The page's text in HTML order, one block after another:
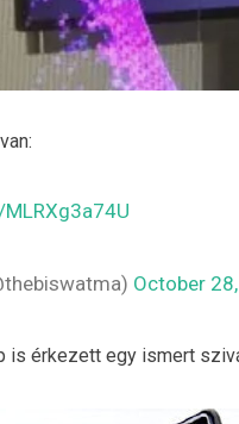
October
is érkezett egy ismert